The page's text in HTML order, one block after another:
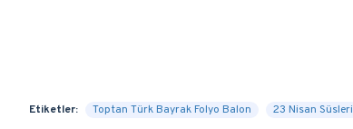
Etiketler: Toptan Türk Bayrak Folyo Balon 23 Nisan Süsleri